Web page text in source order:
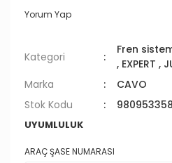
Yorum Yap
Kategori
Fren
, EXPERT ,
Marka
CAVO
Stok Kodu
UYUMLULUK
ARAÇ ŞASE NUMARASI